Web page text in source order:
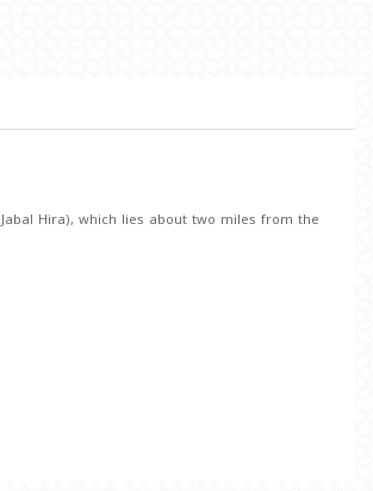
Hira), which lies about two miles from the